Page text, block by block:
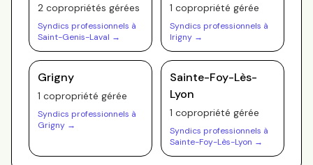
2 copropriétés gérées
Syndics professionnels à
Saint-Genis-Laval →
1 copropriété gérée
Syndics professionnels à
Irigny →
Grigny
1 copropriété gérée
Syndics professionnels à
Grigny →
Sainte-Foy-Lès-
Lyon
1 copropriété gérée
Syndics professionnels à
Sainte-Foy-Lès-Lyon →